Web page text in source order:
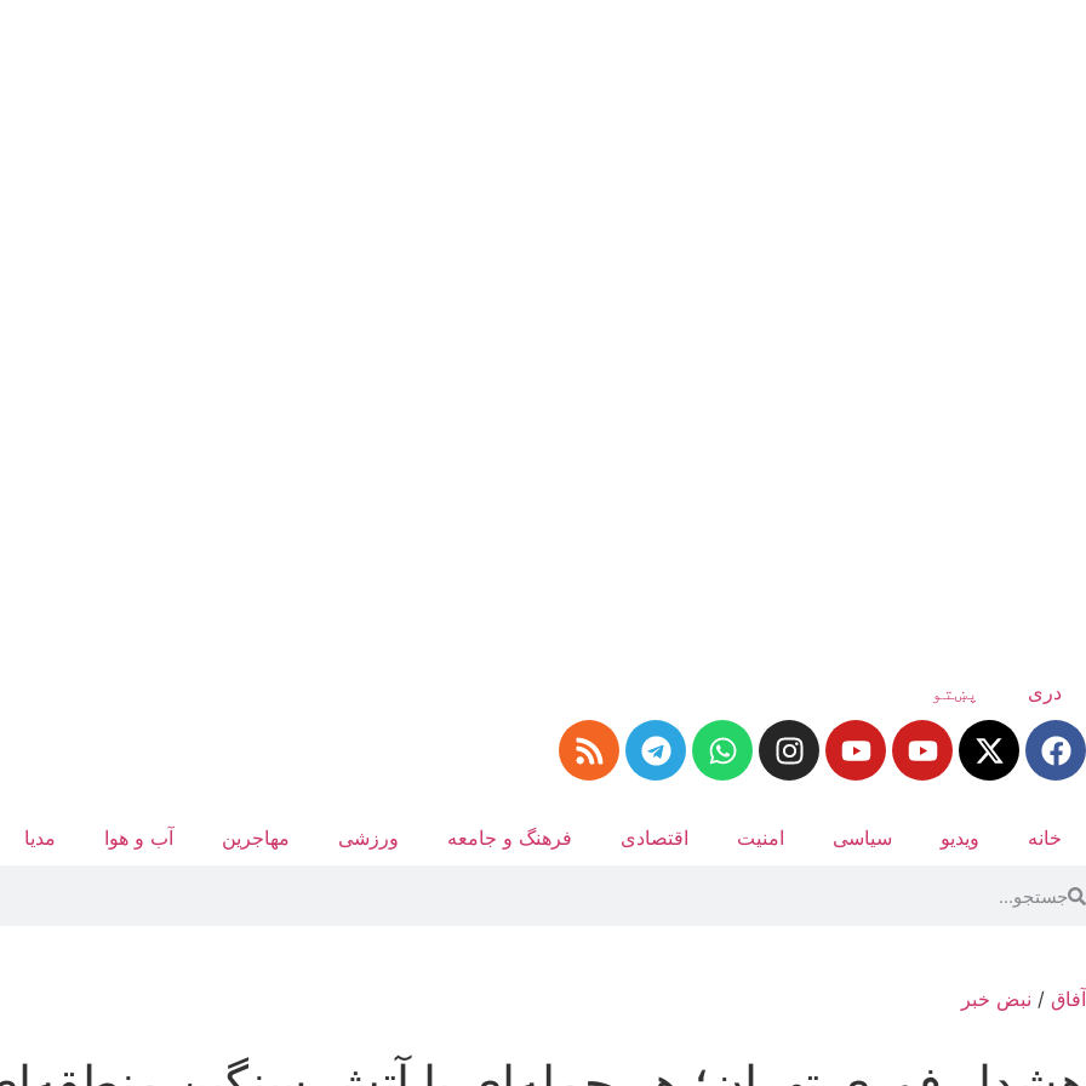
دری پښتو
خانه ویدیو سیاسی امنیت اقتصادی فرهنگ و جامعه ورزشی مهاجرین آب‌ و هوا مدیا
آفاق / نبض خبر